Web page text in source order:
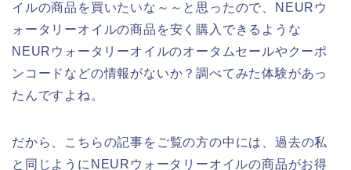
イルの商品を買いたいな～～と思ったので、NEURウ
ォータリーオイルの商品を安く購入できるような
NEURウォータリーオイルのオータムセールやクーポ
ンコードなどの情報がないか？調べてみた体験があっ
たんですよね。
だから、こちらの記事をご覧の方の中には、過去の私
と同じようにNEURウォータリーオイルの商品がお得